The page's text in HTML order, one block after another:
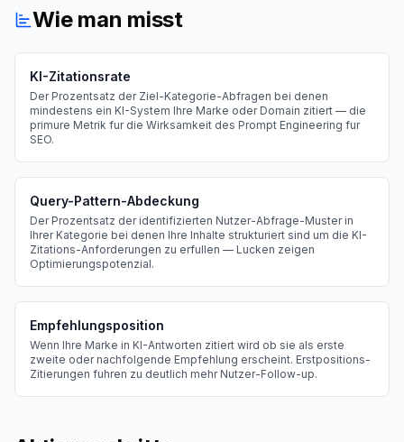
Wie man misst
KI-Zitationsrate
Der Prozentsatz der Ziel-Kategorie-Abfragen bei denen
mindestens ein KI-System Ihre Marke oder Domain zitiert — die
primure Metrik fur die Wirksamkeit des Prompt Engineering fur
SEO.
Query-Pattern-Abdeckung
Der Prozentsatz der identifizierten Nutzer-Abfrage-Muster in
Ihrer Kategorie bei denen Ihre Inhalte strukturiert sind um die KI-
Zitations-Anforderungen zu erfullen — Lucken zeigen
Optimierungspotenzial.
Empfehlungsposition
Wenn Ihre Marke in KI-Antworten zitiert wird ob sie als erste
zweite oder nachfolgende Empfehlung erscheint. Erstpositions-
Zitierungen fuhren zu deutlich mehr Nutzer-Follow-up.